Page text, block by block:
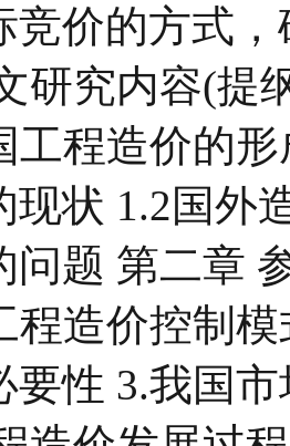
竞价的方式
研究内容(提
工程造价的
现状 1.2国外
问题 第二章
程造价控制
要性 3.我国